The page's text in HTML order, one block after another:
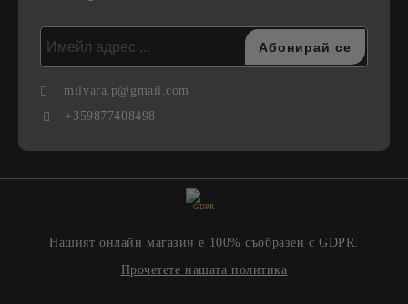
milvara.p@gmail.com
+359877408498
GDPR
Нашият онлайн магазин е 100% съобразен с GDPR.
Прочетете нашата политика